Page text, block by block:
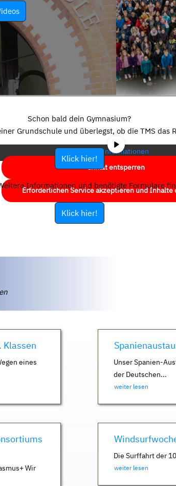
eigentlichen Inhalt zuzugreifen, klicken Sie auf die
Bitte beachten Sie, dass dabei Daten an
werden.
Mehr Informationen
Inhalt entsperren
Erforderlichen Service akzeptieren und Inhalte
Schon bald dein Gymnasium?
Grundschule und überlegst, ob die TMS das
Klick hier!
Informationen und benötigte Formulare
Klick hier!
Klassen
eines
Unser Spanien-
der Deutschen...
weiter lesen
Wir
Die Surffahrt der
weiter lesen